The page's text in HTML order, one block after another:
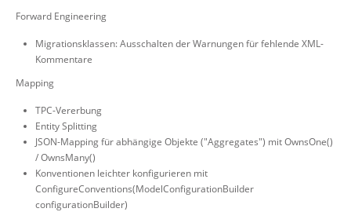
Forward Engineering
Migrationsklassen: Ausschalten der Warnungen für fehlende XML-
Kommentare
Mapping
TPC-Vererbung
Entity Splitting
JSON-Mapping für abhängige Objekte ("Aggregates") mit OwnsOne()
/ OwnsMany()
Konventionen leichter konfigurieren mit
ConfigureConventions(ModelConfigurationBuilder
configurationBuilder)